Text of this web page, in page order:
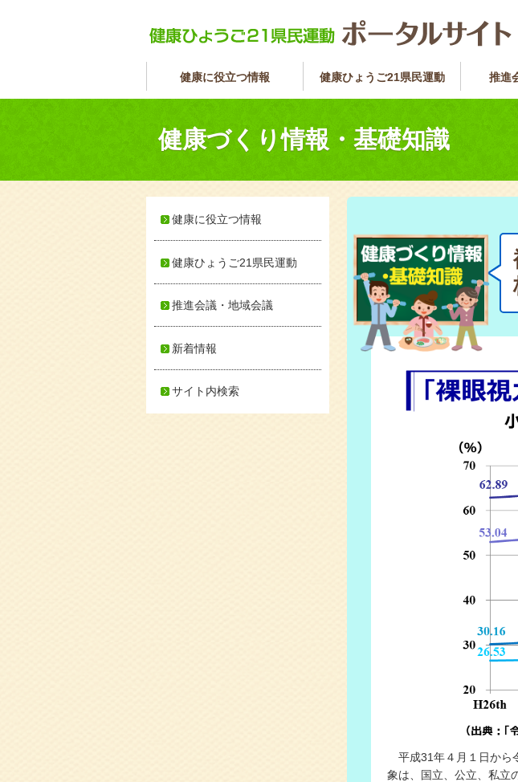
健康に役立つ情報 健康ひょうご21県民運動 推進
健康づくり情報・基礎知識
平成31年４月１日から
象は、国立、公立、私立
健康に役立つ情報
健康ひょうご21県民運動
推進会議・地域会議
新着情報
サイト内検索